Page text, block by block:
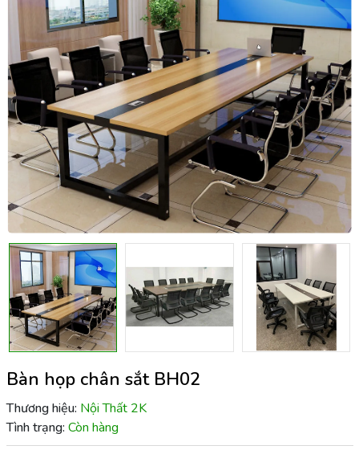
Bàn họp chân sắt BH02
Thương hiệu: Nội Thất 2K
Tình trạng: Còn hàng